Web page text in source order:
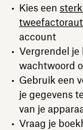
Kies een
account
Vergrendel je
wachtwoord
Gebruik een
je gegevens
van je
Vraag je